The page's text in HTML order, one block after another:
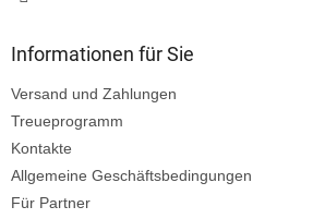
Informationen für Sie
Versand und Zahlungen
Treueprogramm
Kontakte
Allgemeine Geschäftsbedingungen
Für Partner